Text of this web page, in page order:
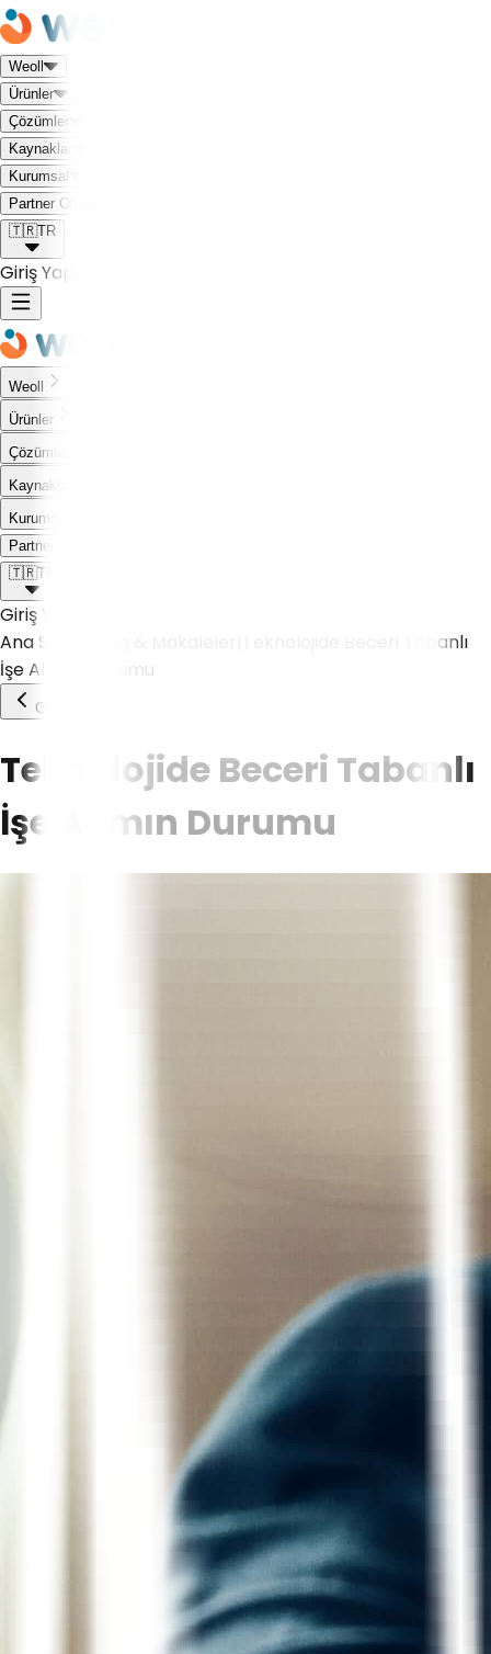
Weoll
Ürünler
Çözümler
Kaynaklar
Kurumsal
Partner Olmak İstiyorum
🇹🇷TR
Giriş Yap
Weoll
Ürünler
Çözümler
Kaynaklar
Kurumsal
Partner Olmak İstiyorum
🇹🇷TR
Giriş Yap
Ana Sayfa
Teknolojide Beceri Tabanlı
İşe Alımın Durumu
Geri Dön
Teknolojide Beceri Tabanlı
İşe Alımın Durumu